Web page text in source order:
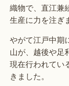
織物で、直江兼
生産に力を注ぎ
やがて江戸中期
山が、越後や足
現在行われてい
きました。